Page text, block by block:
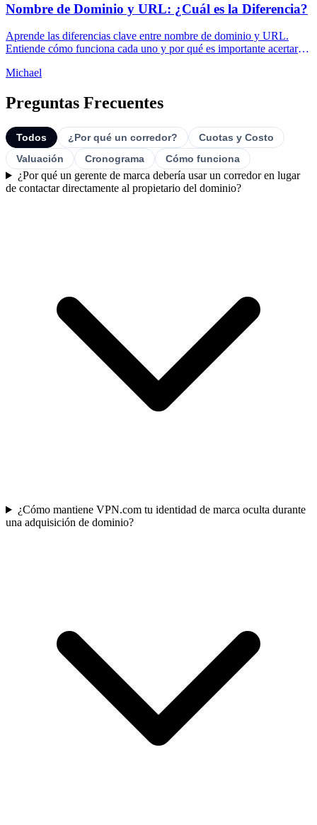
Nombre de Dominio y URL: ¿Cuál es la Diferencia?
Aprende las diferencias clave entre nombre de dominio y URL.
Entiende cómo funciona cada uno y por qué es importante acertarlos
Michael
Preguntas Frecuentes
Todos ¿Por qué un corredor?
Cuotas y Costo
Valuación
Cronograma Cómo funciona
¿Por qué un gerente de marca debería usar un corredor en lugar
de contactar directamente al propietario del dominio?
¿Cómo mantiene VPN.com tu identidad de marca oculta durante
una adquisición de dominio?